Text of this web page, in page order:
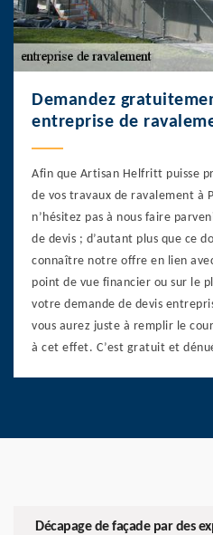
Demandez
entreprise de
Afin que Artisan Helfritt puisse
de vos travaux de ravalement à
n’hésitez pas à nous faire
de devis ; d’autant plus que ce
connaître notre offre en lien
point de vue financier ou sur le
votre demande de devis
vous aurez juste à remplir le
à cet effet. C’est gratuit et
Décapage de façade par des